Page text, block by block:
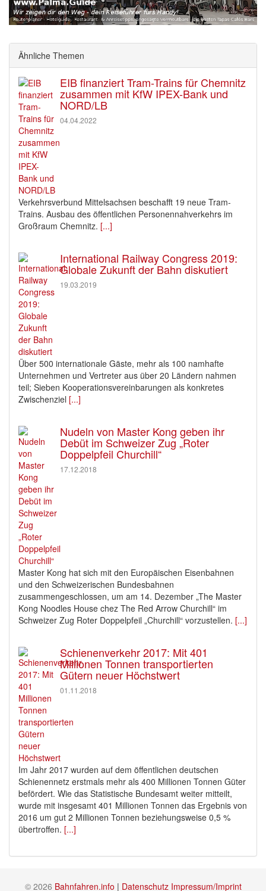
Ähnliche Themen
EIB finanziert Tram-Trains für Chemnitz
zusammen mit KfW IPEX-Bank und
NORD/LB
04.04.2022
Verkehrsverbund Mittelsachsen beschafft 19 neue Tram-
Trains. Ausbau des öffentlichen Personennahverkehrs im
Großraum Chemnitz. [...]
International Railway Congress 2019:
Globale Zukunft der Bahn diskutiert
19.03.2019
Über 500 internationale Gäste, mehr als 100 namhafte
Unternehmen und Vertreter aus über 20 Ländern nahmen
teil; Sieben Kooperationsvereinbarungen als konkretes
Zwischenziel [...]
Nudeln von Master Kong geben ihr
Debüt im Schweizer Zug „Roter
Doppelpfeil Churchill“
17.12.2018
Master Kong hat sich mit den Europäischen Eisenbahnen
und den Schweizerischen Bundesbahnen
zusammengeschlossen, um am 14. Dezember „The Master
Kong Noodles House chez The Red Arrow Churchill“ im
Schweizer Zug Roter Doppelpfeil „Churchill“ vorzustellen. [...]
Schienenverkehr 2017: Mit 401
Millionen Tonnen transportierten
Gütern neuer Höchstwert
01.11.2018
Im Jahr 2017 wurden auf dem öffentlichen deutschen
Schienennetz erstmals mehr als 400 Millionen Tonnen Güter
befördert. Wie das Statistische Bundesamt weiter mitteilt,
wurde mit insgesamt 401 Millionen Tonnen das Ergebnis von
2016 um gut 2 Millionen Tonnen beziehungsweise 0,5 %
übertroffen. [...]
© 2026 Bahnfahren.info | Datenschutz Impressum/Imprint